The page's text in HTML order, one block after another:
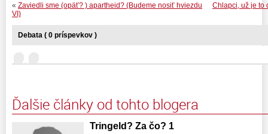
Chlapci, už je to
« Zaviedli sme (opäť? ) apartheid? (Budeme nosiť hviezdu
VI)
Debata ( 0 príspevkov )
Ďalšie články od tohto blogera
Tringeld? Za čo? 1